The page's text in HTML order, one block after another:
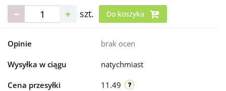
szt. Do koszyka
Opinie brak ocen
Wysyłka w ciągu natychmiast
Cena przesyłki 11.49